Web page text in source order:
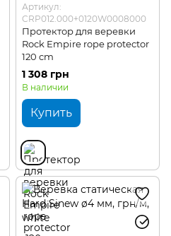
Артикул:
CRP012.000+0120W0008000
Протектор для веревки
Rock Empire rope protector
120 cm
1 308 грн
В наличии
Купить